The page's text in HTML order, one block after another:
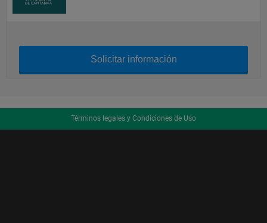
Solicitar información
Términos legales y Condiciones de Uso